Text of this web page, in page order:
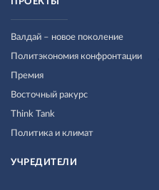
Валдай – новое поколение
Политэкономия конфронтации
Премия
Восточный ракурс
Think Tank
Политика и климат
УЧРЕДИТЕЛИ